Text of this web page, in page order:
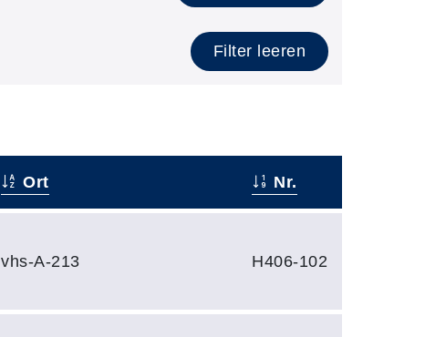
Filter leeren
Ort Nr.
vhs-A-213 H406-102